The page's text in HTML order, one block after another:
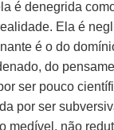
é denegrida
Ela é
é o do
do
ser pouco
por ser
medível, não